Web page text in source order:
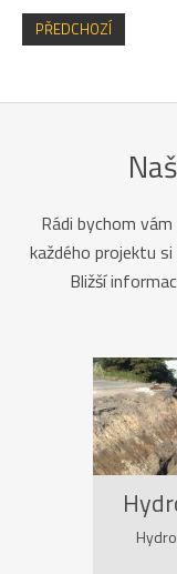
PŘEDCHOZÍ
Rádi bychom
každého projektu
Bližší